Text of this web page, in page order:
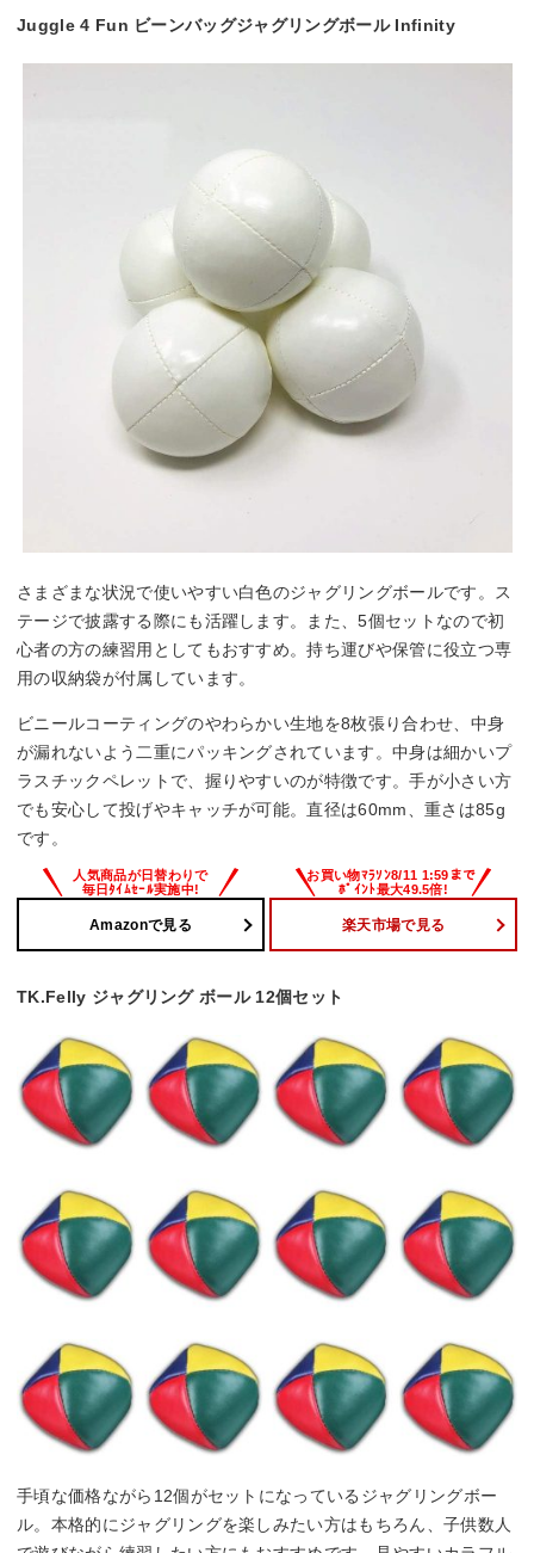
Juggle 4 Fun ビーンバッグジャグリングボール Infinity
さまざまな状況で使いやすい白色のジャグリングボールです。ス
テージで披露する際にも活躍します。また、5個セットなので初
心者の方の練習用としてもおすすめ。持ち運びや保管に役立つ専
用の収納袋が付属しています。
ビニールコーティングのやわらかい生地を8枚張り合わせ、中身
が漏れないよう二重にパッキングされています。中身は細かいプ
ラスチックペレットで、握りやすいのが特徴です。手が小さい方
でも安心して投げやキャッチが可能。直径は60mm、重さは85g
です。
Amazonで見る 楽天市場で見る
TK.Felly ジャグリング ボール 12個セット
手頃な価格ながら12個がセットになっているジャグリングボー
ル。本格的にジャグリングを楽しみたい方はもちろん、子供数人